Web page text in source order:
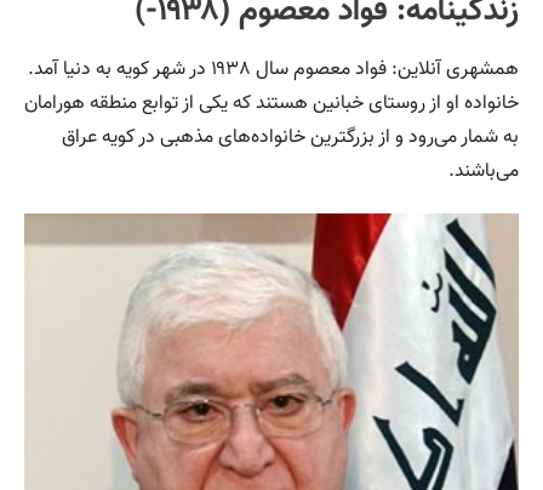
زندگینامه: فواد معصوم (۱۹۳۸-)
همشهری آنلاین: فواد معصوم سال ۱۹۳۸ در شهر کویه به دنیا آمد.
خانواده او از روستای خبانین هستند که یکی از توابع منطقه هورامان
به شمار می‌رود و از بزرگترین خانواده‌های مذهبی در کویه عراق
می‌باشند.